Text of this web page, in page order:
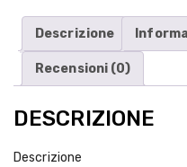
Descrizione
Recensioni (0)
DESCRIZIONE
Descrizione